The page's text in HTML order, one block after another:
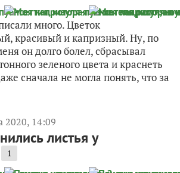
много. Цветок
красивый и капризный. Ну, по
он долго болел, сбрасывал
зеленого цвета и краснеть
сначала не могла понять, что за
2020, 14:09
листья у
1